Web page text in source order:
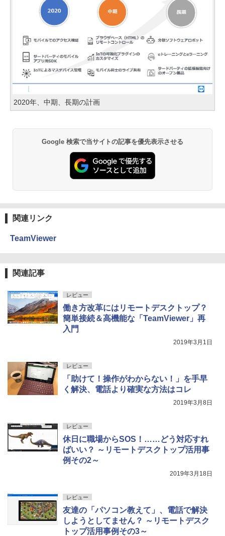
2020年、中期、長期の計画
Google 検索で当サイトの記事を優先表示させる
関連リンク
TeamViewer
関連記事
レビュー
働き方改革にはリモートデスクトップ？
簡単接続＆高機能な「TeamViewer」再
入門
2019年3月1日
レビュー
「助けて！操作がわからない！」を手早
く解決、電話より確実な方法はコレ
2019年3月8日
レビュー
休日に職場からSOS！……どう対応すれ
ばいい？ ～リモートデスクトップ活用事
例その2～
2019年3月18日
レビュー
友達の「パソコン教えて」、電話で解決
しようとしてません？ ～リモートデスク
トップ活用事例その3～